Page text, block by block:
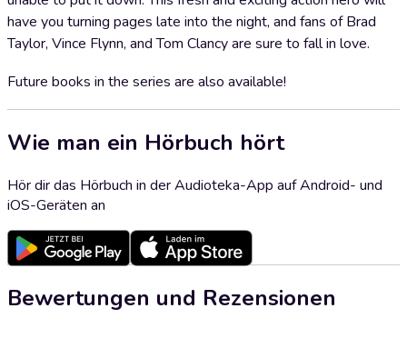
have you turning pages late into the night, and fans of Brad
Taylor, Vince Flynn, and Tom Clancy are sure to fall in love.
Future books in the series are also available!
Wie man ein Hörbuch hört
Hör dir das Hörbuch in der Audioteka-App auf Android- und
iOS-Geräten an
Bewertungen und Rezensionen